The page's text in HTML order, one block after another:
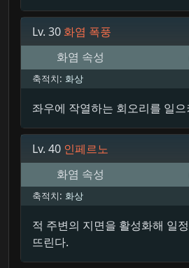
Lv. 30 화염 폭풍
화염 속성
축적치: 화상
좌우에 작열하는 회오리를 일
Lv. 40 인페르노
화염 속성
축적치: 화상
적 주변의 지면을 활성화해 일
뜨린다.